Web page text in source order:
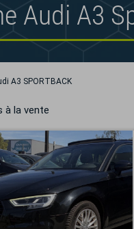
Audi A3
A3 SPORTBACK
à la vente